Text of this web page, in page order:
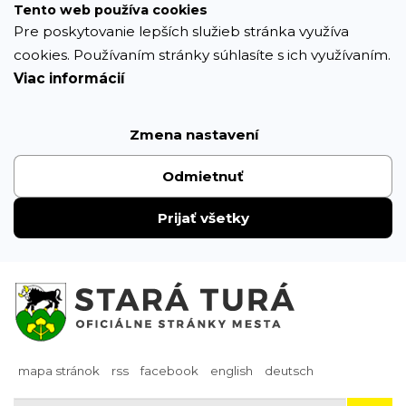
Prejsť
obsahu
Tento web používa cookies
Pre poskytovanie lepších služieb stránka využíva
cookies. Používaním stránky súhlasíte s ich využívaním.
Viac informácií
Zmena nastavení
Odmietnuť
Prijať všetky
mapa stránok rss facebook english deutsch